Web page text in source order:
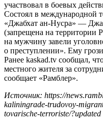
участвовал в боевых
Состоял в международной
«Джабхат ан-Нусра» —
(запрещена на
на мужчину завели
о преступлении». Ему
Ранее kaskad.tv сообщал,
местного жителя за
сообщает «Рамблер».
Источник: https://
kaliningrade-trudovoy-
tovarische-terroriste/?updated